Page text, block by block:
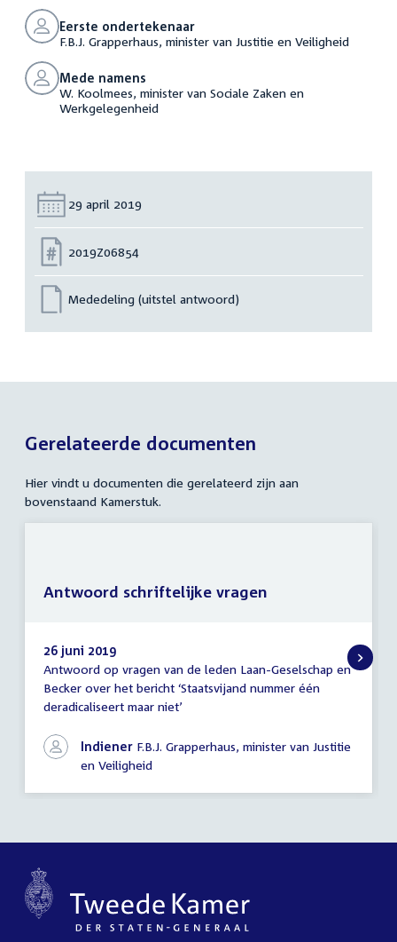
Eerste ondertekenaar
F.B.J. Grapperhaus, minister van Justitie en Veiligheid
Mede namens
W. Koolmees, minister van Sociale Zaken en
Werkgelegenheid
Datum:
29 april 2019
Nummer:
2019Z06854
Mededeling (uitstel antwoord)
Gerelateerde documenten
Hier vindt u documenten die gerelateerd zijn aan
bovenstaand Kamerstuk.
Antwoord
schriftelijke
vragen
26 juni 2019
Antwoord op vragen van de leden Laan-Geselschap en
Becker over het bericht ‘Staatsvijand nummer één
deradicaliseert maar niet’
Indiener F.B.J. Grapperhaus, minister van Justitie
en Veiligheid
Antwoord schriftelijke vragen